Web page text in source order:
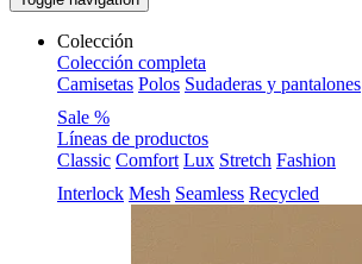
Colección
Colección completa
Camisetas Polos Sudaderas y pantalones
Sale %
Líneas de productos
Classic Comfort Lux Stretch Fashion
Interlock Mesh Seamless Recycled